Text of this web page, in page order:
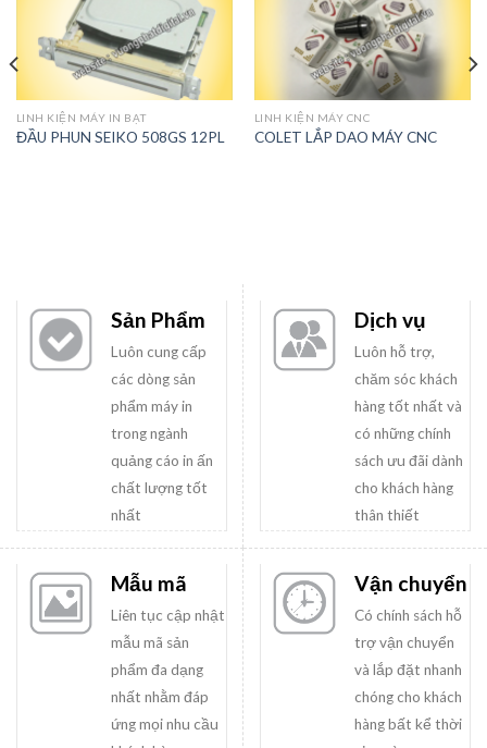
LINH KIỆN MÁY IN BẠT
ĐẦU PHUN SEIKO 508GS 12PL
LINH KIỆN MÁY CNC
COLET LẮP DAO MÁY CNC
Sản Phẩm
Luôn cung cấp
các dòng sản
phẩm máy in
trong ngành
quảng cáo in ấn
chất lượng tốt
nhất
Dịch vụ
Luôn hỗ trợ,
chăm sóc khách
hàng tốt nhất và
có những chính
sách ưu đãi dành
cho khách hàng
thân thiết
Mẫu mã
Liên tục cập nhật
mẫu mã sản
phẩm đa dạng
nhất nhằm đáp
ứng mọi nhu cầu
Vận chuyển
Có chính sách hỗ
trợ vận chuyển
và lắp đặt nhanh
chóng cho khách
hàng bất kể thời